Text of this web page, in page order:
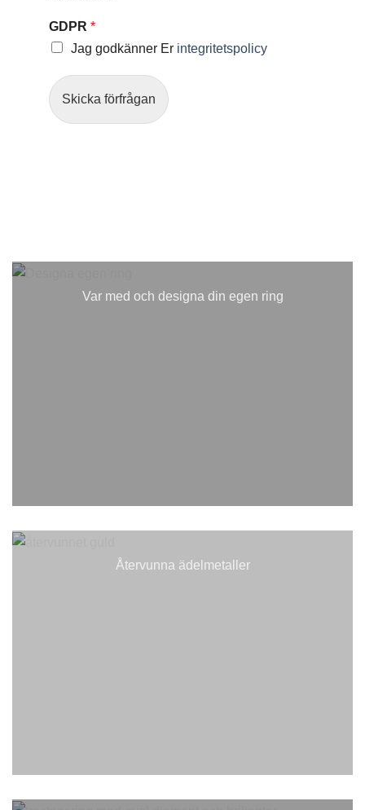
GDPR *
Jag godkänner Er integritetspolicy
Skicka förfrågan
Var med och designa din egen ring
Återvunna ädelmetaller